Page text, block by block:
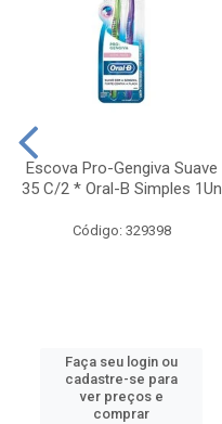
Escova Pro-Gengiva Suave
35 C/2 * Oral-B Simples 1Un
Código: 329398
Faça seu login ou
cadastre-se para
ver preços e
comprar